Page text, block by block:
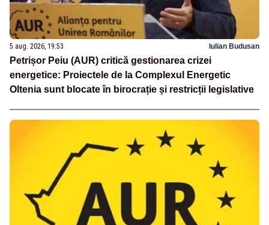
5 aug. 2026, 19:53 Iulian Budusan
Petrișor Peiu (AUR) critică gestionarea crizei
energetice: Proiectele de la Complexul Energetic
Oltenia sunt blocate în birocrație și restricții legislative